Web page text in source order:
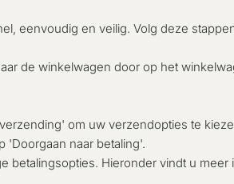
eenvoudig en veilig. Volg deze
de winkelwagen door op het
om uw verzendopties te
'Doorgaan naar betaling'.
betalingsopties. Hieronder vindt u meer